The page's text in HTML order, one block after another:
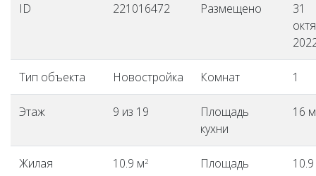
ID 221016472 Размещено
31
Тип объекта Новостройка Комнат 1
Этаж 9 из 19
Площадь
кухни
16 м
Жилая
10.9 м2
Площадь